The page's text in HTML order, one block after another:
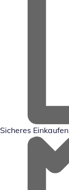
Sicheres Einkaufen